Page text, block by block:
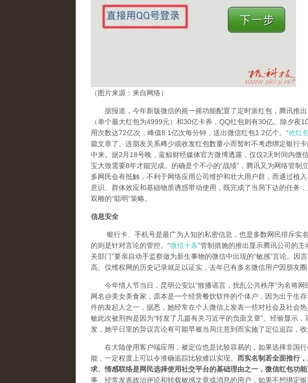
（图片来源：来自网络）
据报道，今年新版微信的摇一摇功能配置了定时派红包，腾讯推出
（单个最大红包为4999元）和30亿卡券，QQ红包则有30亿。除夕夜
用次数达72亿次，峰值8.1亿次每分钟，送出微信红包1.2亿个。“抢红
篇文章了。连朋友关系稀少或收发红包数量小而暂时不考虑绑定银行
中来。据2月18号晚，蓝鲸财经媒体官方微博透露，仅仅2天时间内微
宝大致需要8年才能完成。的确是个不小的“战绩”，腾讯又为网络管制
多网民会有抵触，不利于网络应用公司维护和壮大用户群，而通过植
意识、群体效应和基础物质诱惑带动使用，既完成了当局下达的任务
双雕的“聪明”策略。
信息安全
银行卡、手机号是最广为人知的私密信息，也是多数网民排斥实名
的则是针对言论的管控。“微信十条”管制措施的推出显示腾讯公司的
关部门”要亲自动手监察做为新生事物的微信中出现的“敏感”言论。因
高。仅维权网的历史记录就足以证实，去年已有多名微信用户因朋友圈
今年情人节当日，昆明公安以“散播谣言，扰乱公共秩序”为名将网
网名@美女美食家，原本是一个经营餐饮软件的个体户，因为出于生
件的发起人之一，据悉，她经常在个人微信上发表一些对社会及社会
敏此次被刑拘是因为“转发了几篇有关习近平的负面文章”。经验显示
发，她平日里的异议言论有可能早被当局注意到而实施了定位追踪，收
在大陆使用客户端应用，被定位也是比较容易的，如果选择非国行
能，一定程度上可以令准确追踪比较难以实现。 而实名制若全面推行
求、情感联络是网民选择使用社交平台的基础理由之一，微信红包功能
事、经常发表政治评论和转载敏感文章或消息的用户，如果不想绑定